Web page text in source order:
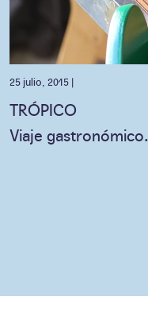
25 julio, 2015 |
TRÓPICO
Viaje gastronómico.